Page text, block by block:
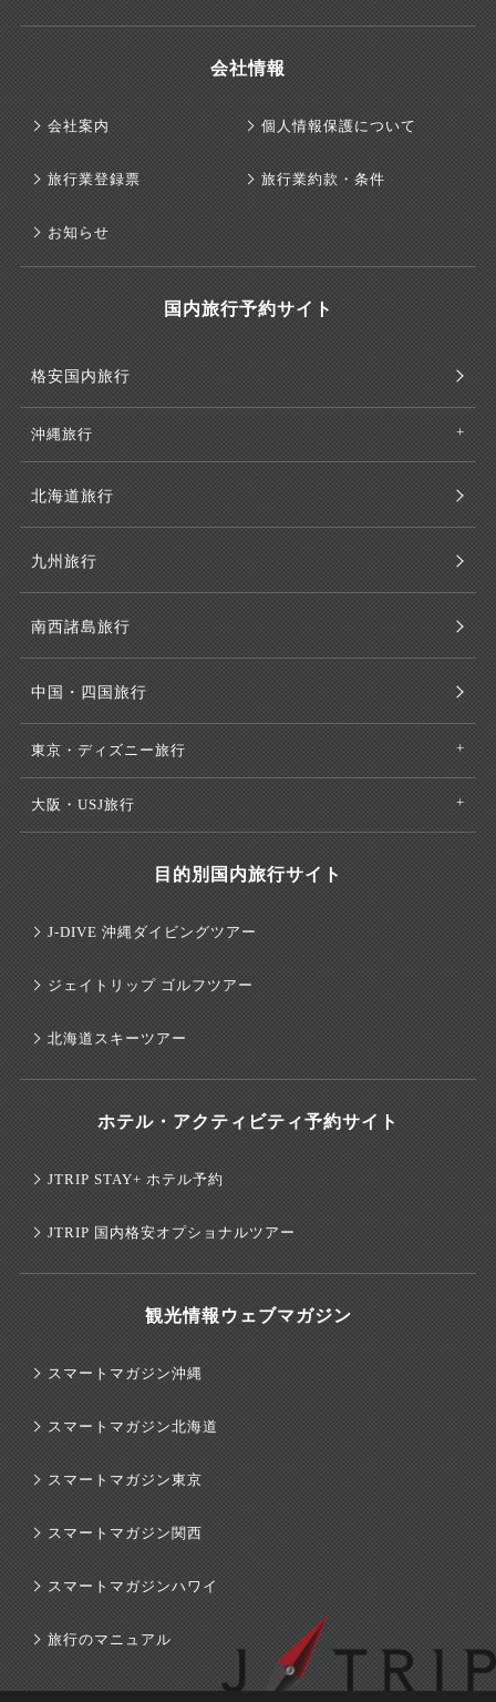
会社情報
会社案内 個人情報保護について
旅行業登録票 旅行業約款・条件
お知らせ
国内旅行予約サイト
格安国内旅行
沖縄旅行
北海道旅行
九州旅行
南西諸島旅行
中国・四国旅行
東京・ディズニー旅行
大阪・USJ旅行
目的別国内旅行サイト
J-DIVE 沖縄ダイビングツアー
ジェイトリップ ゴルフツアー
北海道スキーツアー
ホテル・アクティビティ予約サイト
JTRIP STAY+ ホテル予約
JTRIP 国内格安オプショナルツアー
観光情報ウェブマガジン
スマートマガジン沖縄
スマートマガジン北海道
スマートマガジン東京
スマートマガジン関西
スマートマガジンハワイ
旅行のマニュアル